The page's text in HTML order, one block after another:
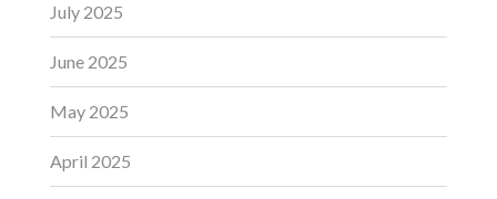
July 2025
June 2025
May 2025
April 2025